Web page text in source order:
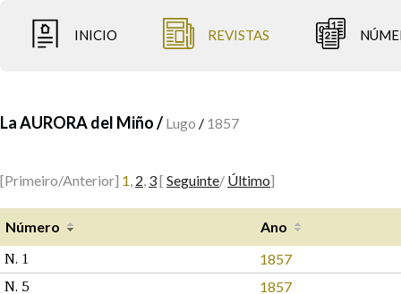
INICIO REVISTAS
La AURORA del Miño / Lugo / 1857
[Primeiro/Anterior] 1, 2, 3[ Seguinte/ Último]
Número Ano
N. 1 1857
N. 5 1857